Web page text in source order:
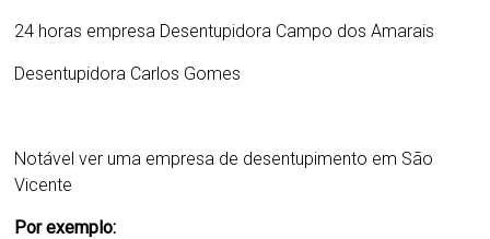
24 horas empresa Desentupidora Campo dos Amarais
Desentupidora Carlos Gomes
Notável ver uma empresa de desentupimento em São
Vicente
Por exemplo: